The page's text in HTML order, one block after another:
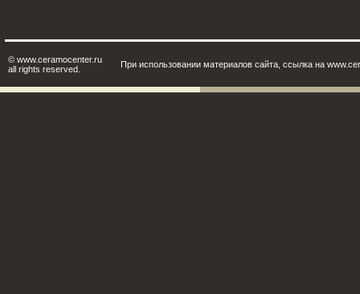
© www.ceramocenter.ru
all rights reserved.
При использовании материалов сайта, ссылка на